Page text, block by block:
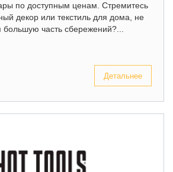
по доступным ценам. Стремитесь
декор или текстиль для дома, не
большую часть сбережений?...
Детальнее